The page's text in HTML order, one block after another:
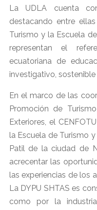
La UDLA cuenta
destacando entre
Turismo y la Escuela
representan el
ecuatoriana de
investigativo,
En el marco de las
Promoción de
Exteriores, el
la Escuela de Turismo
Patil de la ciudad de
acrecentar las
las experiencias de los
La DYPU SHTAS es
como por la